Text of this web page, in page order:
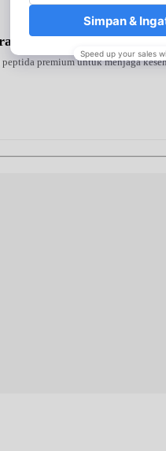
Tanpa Efek Samping
premium untuk menjaga